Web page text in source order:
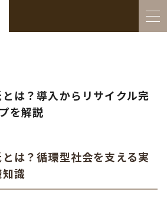
は？導入からリサイクル完
を解説
は？循環型社会を支える実
識